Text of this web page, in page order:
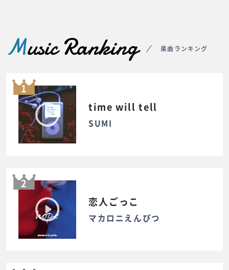
Music Ranking 楽曲ランキング
1
time will tell
SUMI
2
恋人ごっこ
マカロニえんぴつ